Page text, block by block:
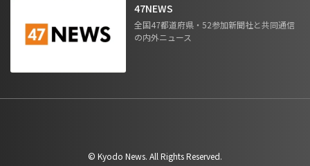
47NEWS
全国47都道府県・52参加新聞社と共同通信
の内外ニュース
©︎ Kyodo News. All Rights Reserved.